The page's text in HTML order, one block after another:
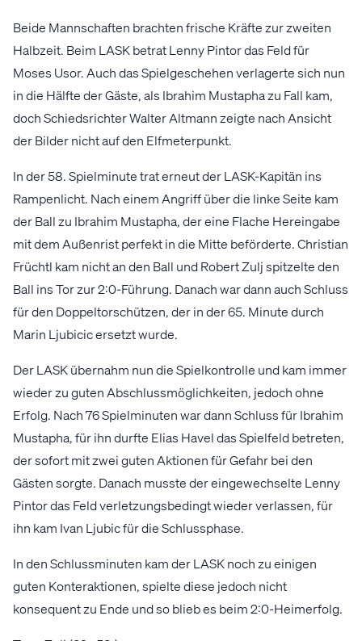
Beide Mannschaften brachten frische Kräfte zur zweiten
Halbzeit. Beim LASK betrat Lenny Pintor das Feld für
Moses Usor. Auch das Spielgeschehen verlagerte sich nun
in die Hälfte der Gäste, als Ibrahim Mustapha zu Fall kam,
doch Schiedsrichter Walter Altmann zeigte nach Ansicht
der Bilder nicht auf den Elfmeterpunkt.
In der 58. Spielminute trat erneut der LASK-Kapitän ins
Rampenlicht. Nach einem Angriff über die linke Seite kam
der Ball zu Ibrahim Mustapha, der eine Flache Hereingabe
mit dem Außenrist perfekt in die Mitte beförderte. Christian
Früchtl kam nicht an den Ball und Robert Zulj spitzelte den
Ball ins Tor zur 2:0-Führung. Danach war dann auch Schluss
für den Doppeltorschützen, der in der 65. Minute durch
Marin Ljubicic ersetzt wurde.
Der LASK übernahm nun die Spielkontrolle und kam immer
wieder zu guten Abschlussmöglichkeiten, jedoch ohne
Erfolg. Nach 76 Spielminuten war dann Schluss für Ibrahim
Mustapha, für ihn durfte Elias Havel das Spielfeld betreten,
der sofort mit zwei guten Aktionen für Gefahr bei den
Gästen sorgte. Danach musste der eingewechselte Lenny
Pintor das Feld verletzungsbedingt wieder verlassen, für
ihn kam Ivan Ljubic für die Schlussphase.
In den Schlussminuten kam der LASK noch zu einigen
guten Konteraktionen, spielte diese jedoch nicht
konsequent zu Ende und so blieb es beim 2:0-Heimerfolg.